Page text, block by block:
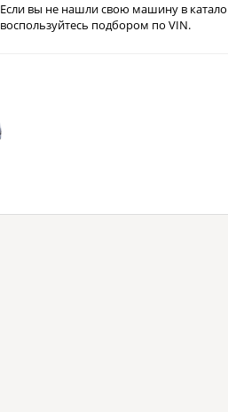
Если вы не нашли свою машину в
воспользуйтесь подбором по VIN.